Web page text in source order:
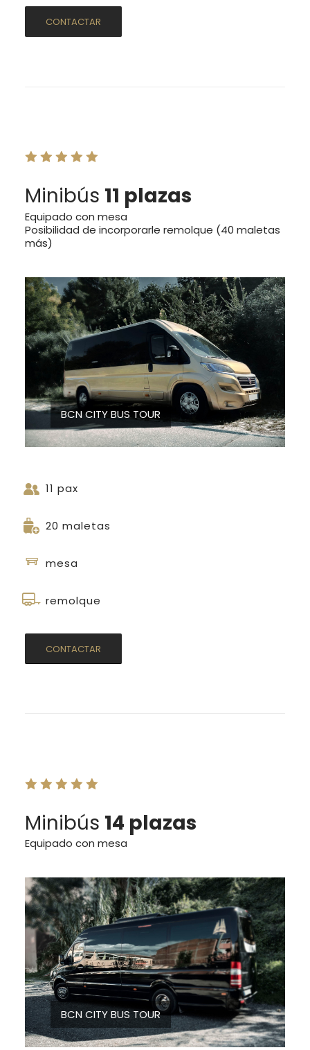
CONTACTAR
Minibús 11 plazas
Equipado con mesa
Posibilidad de incorporarle remolque (40 maletas
más)
BCN CITY BUS TOUR
11 pax
20 maletas
mesa
remolque
CONTACTAR
Minibús 14 plazas
Equipado con mesa
BCN CITY BUS TOUR